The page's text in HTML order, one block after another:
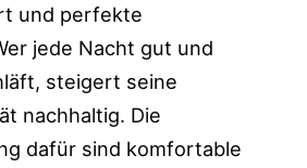
und perfekte
jede Nacht gut und
steigert seine
nachhaltig. Die
dafür sind komfortable